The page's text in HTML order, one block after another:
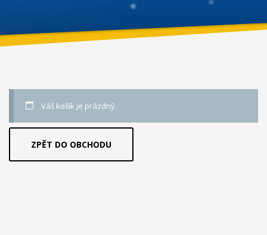
Váš košík je prázdný.
ZPĚT DO OBCHODU